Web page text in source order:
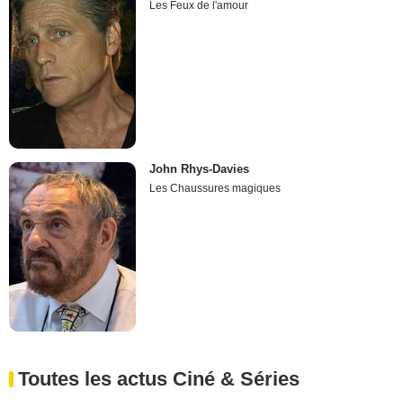
Les Feux de l'amour
John Rhys-Davies
Les Chaussures magiques
Toutes les actus Ciné & Séries